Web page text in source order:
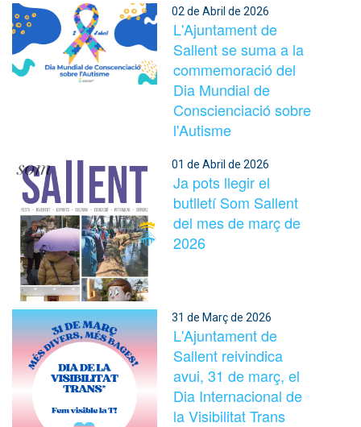
02 de Abril de 2026
L'Ajuntament de
Sallent se suma a la
commemoració del
Dia Mundial de
Conscienciació sobre
l'Autisme
01 de Abril de 2026
Ja pots llegir el
butlletí Som Sallent
del mes de març de
2026
31 de Març de 2026
L'Ajuntament de
Sallent reivindica
avui, 31 de març, el
Dia Internacional de
la Visibilitat Trans